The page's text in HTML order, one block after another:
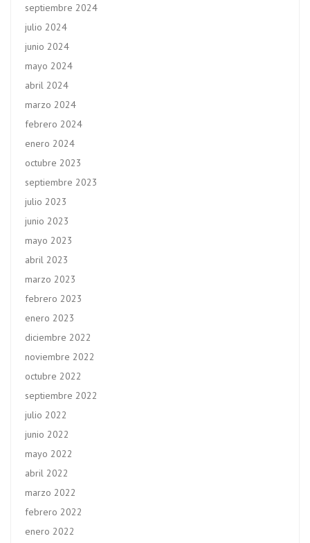
septiembre 2024
julio 2024
junio 2024
mayo 2024
abril 2024
marzo 2024
febrero 2024
enero 2024
octubre 2023
septiembre 2023
julio 2023
junio 2023
mayo 2023
abril 2023
marzo 2023
febrero 2023
enero 2023
diciembre 2022
noviembre 2022
octubre 2022
septiembre 2022
julio 2022
junio 2022
mayo 2022
abril 2022
marzo 2022
febrero 2022
enero 2022